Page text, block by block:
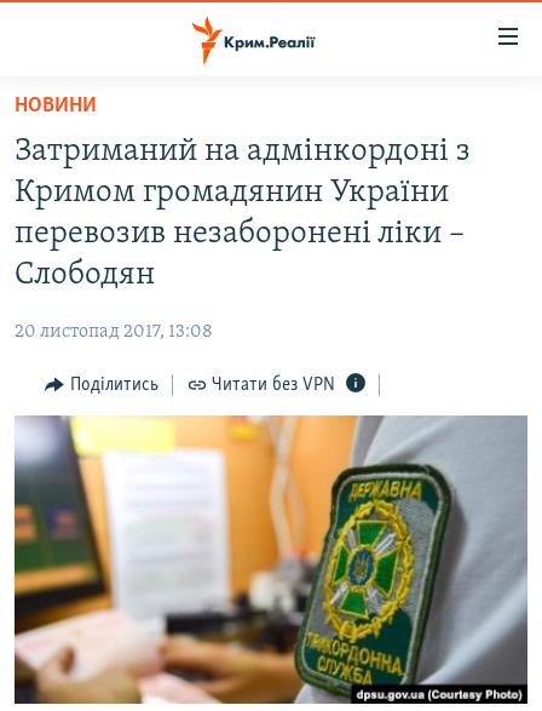
Перейти
основного
матеріалу
Перейти
до
основної
Перейти
пошуку
ВОДА.КРИМ
ВІДЕО ТА ФОТО
ПОЛІТИКА
ІНТЕРВ'Ю
ВСЕ ЗА ДЕНЬ
СПЕЦПРОЕКТИ
ДЕПОРТАЦІЯ
ВІДЕОУРОКИ «ELIFBE»
СВІДЧЕННЯ ОКУПАЦІЇ
УКРАЇНСЬКА ПРОБЛЕМА КРИМУ
ІНФОГРАФІКА
ЯК ОБІЙТИ БЛОКУВАННЯ
Русский
Qırımtatar
ДОЛУЧАЙСЯ!
НОВИНИ
Затриманий на адмінкордоні з
Кримом громадянин України
перевозив незаборонені ліки –
Слободян
20 листопад 2017, 13:08
Поділитись Читати без VPN